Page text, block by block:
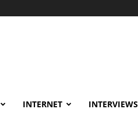
INTERNET INTERVIEWS